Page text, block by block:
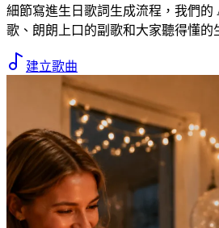
細節寫進生日歌詞生成流程，我們的
歌、朗朗上口的副歌和大家聽得懂的
建立歌曲